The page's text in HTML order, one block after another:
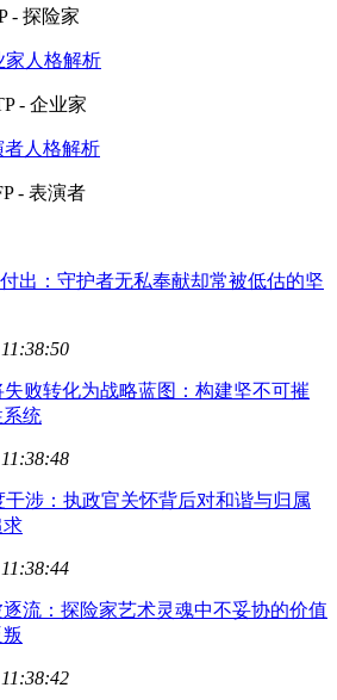
- 探险家
家人格解析
- 企业家
者人格解析
- 表演者
出：守护者无私奉献却常被低估的坚
败转化为战略蓝图：构建坚不可摧
系统
干涉：执政官关怀背后对和谐与归属
求
逐流：探险家艺术灵魂中不妥协的价值